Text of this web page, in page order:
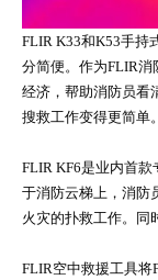
FLIR K33和K53手持
分简便。作为FLIR
经济，帮助消防员看
搜救工作变得更简单。
FLIR KF6是业内首
于消防云梯上，消防
火灾的扑救工作。同
FLIR空中救援工具将